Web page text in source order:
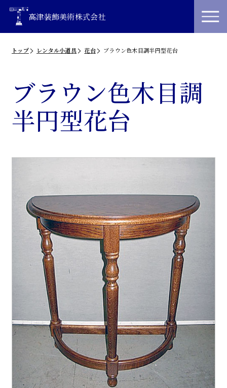
高津装飾美術株式会社
トップ レンタル小道具 花台 ブラウン色木目調半円型花台
ブラウン色木目調
半円型花台